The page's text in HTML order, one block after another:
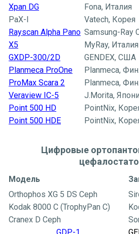
Xpan DG
Fona, Италия
PaX-I
Vatech, Корея
Rayscan Alpha Pano Samsung-Ray
X5
MyRay, Италия
GXDP-300/2D
GENDEX, США
Planmeca ProOne
Planmeca,
ProMax Scara 2
Planmeca,
Veraview IC-5
J.Morita,
Point 500 HD
PointNix,
Point 500 HDE PointNix,
Цифровые
Модель
Orthophos XG 5 DS Ceph
Kodak 8000 C (TrophyPan С)
Cranex D Ceph